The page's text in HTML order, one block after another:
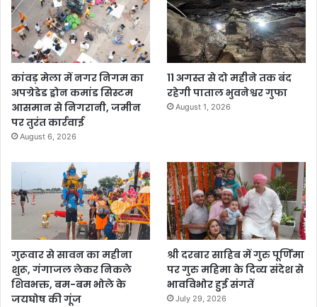
कांवड़ मेला में नगर निगम का
अपग्रेडेड ड्रोन कमांड सिस्टम
आसमान से निगरानी, जमीन
पर तुरंत कार्रवाई
August 6, 2026
11 अगस्त से दो महीने तक बंद
रहेगी पाताल भुवनेश्वर गुफा
August 1, 2026
गुरूवार से सावन का महीना
शुरू, गंगाजल लेकर निकले
शिवभक्त, बम-बम भोले के
जयघोष की गूंज
श्री दरबार साहिब में गुरु पूर्णिमा
पर गुरु महिमा के दिव्य संदेश से
भावविभोर हुई संगतें
July 29, 2026